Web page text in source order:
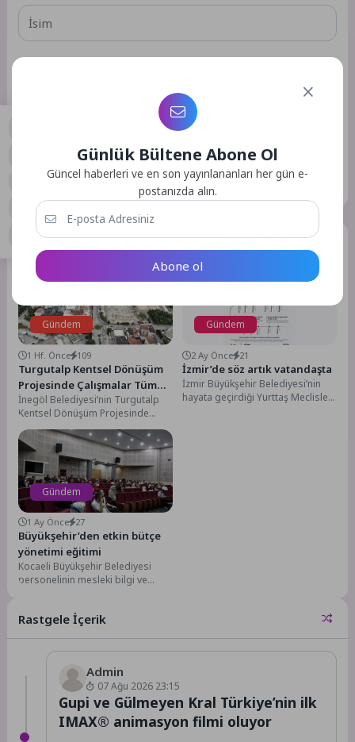
Daha sonraki yorumlarımda kullanılması için adım, e-posta
GÖNDER
Benzer Yazılar
Gündem
1 Hf. Önce 109
Turgutalp Kentsel Dönüşüm
Projesinde Çalışmalar Tüm
Hızıyla Sürüyor
İnegöl Belediyesi’nin Turgutalp
Kentsel Dönüşüm Projesinde
etaplar eş zamanlı olarak ilerliyor.
1. etapta inşaat çalışmaları...
Gündem
2 Ay Önce 21
İzmir’de söz artık vatandaşta
İzmir Büyükşehir Belediyesi’nin
hayata geçirdiği Yurttaş Meclisleri
Gündem
1 Ay Önce 27
Büyükşehir’den etkin bütçe
yönetimi eğitimi
Kocaeli Büyükşehir Belediyesi
personelinin mesleki bilgi ve
aralıksız...
Rastgele İçerik
Admin
07 Ağu 2026 23:15
Gupi ve Gülmeyen Kral Türkiye’nin ilk
IMAX® animasyon filmi oluyor
Günlük Bültene Abone Ol
Güncel haberleri ve en son yayınlananları her gün e-
postanızda alın.
Abone ol